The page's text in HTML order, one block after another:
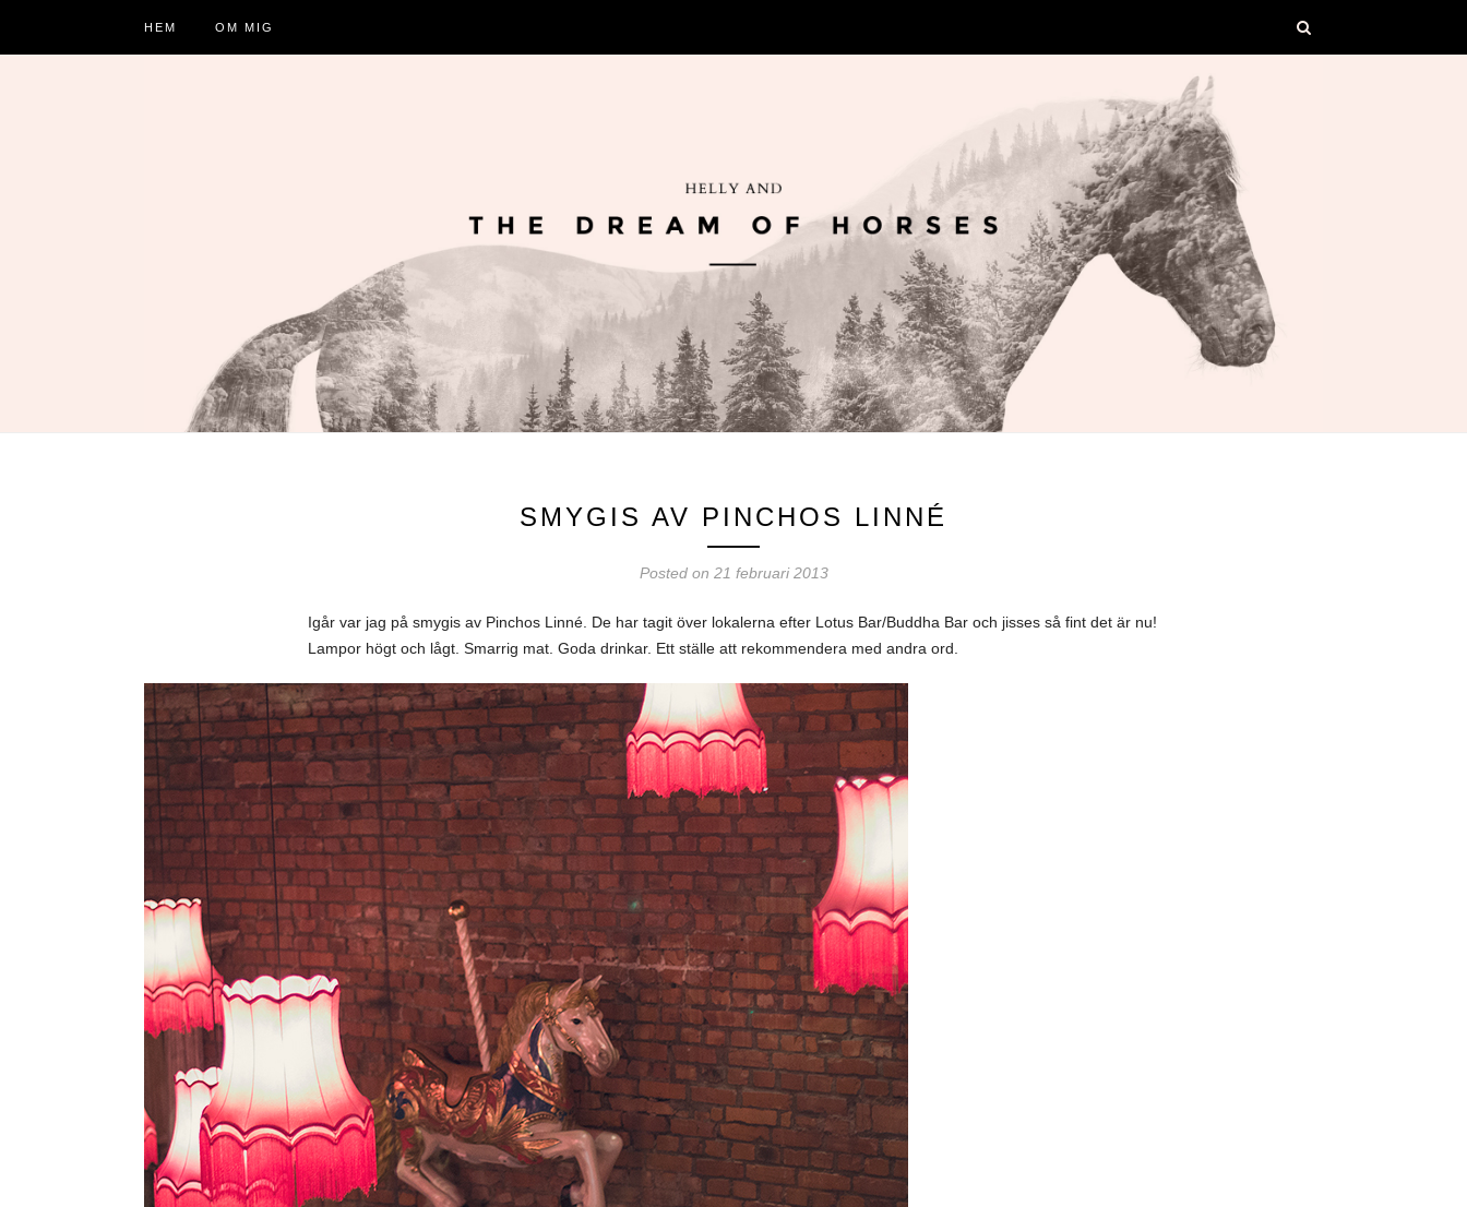
HEM OM MIG
SMYGIS AV PINCHOS LINNÉ
Posted on 21 februari 2013
Igår var jag på smygis av Pinchos Linné. De har tagit över lokalerna efter Lotus Bar/Buddha Bar och jisses så fint det är nu!
Lampor högt och lågt. Smarrig mat. Goda drinkar. Ett ställe att rekommendera med andra ord.